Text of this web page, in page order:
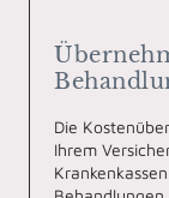
Die
Ihrem